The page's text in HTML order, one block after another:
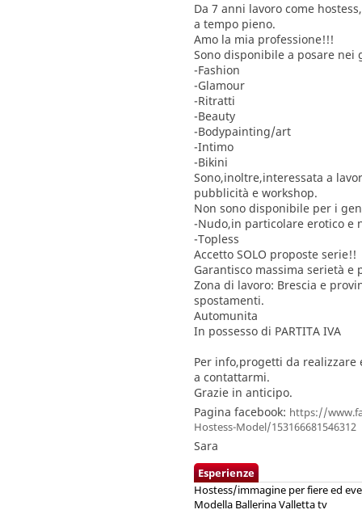
Da 7 anni lavoro come
a tempo pieno.
Amo la mia professione!!!
Sono disponibile a posare nei
-Fashion
-Glamour
-Ritratti
-Beauty
-Bodypainting/art
-Intimo
-Bikini
Sono,inoltre,interessata a
pubblicità e workshop.
Non sono disponibile per i
-Nudo,in particolare erotico e
-Topless
Accetto SOLO proposte serie!!
Garantisco massima serietà e
Zona di lavoro: Brescia e
spostamenti.
Automunita
In possesso di PARTITA IVA
Per info,progetti da
a contattarmi.
Grazie in anticipo.
Pagina facebook: https://
Hostess-Model/153166681546312
Sara
Esperienze
Hostess/immagine per fiere ed
Modella Ballerina Valletta tv